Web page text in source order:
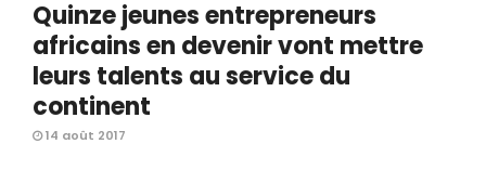
Quinze jeunes entrepreneurs
africains en devenir vont mettre
leurs talents au service du
continent
14 août 2017